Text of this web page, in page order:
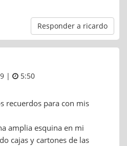
Responder a ricardo
| 5:50
recuerdos para con mis
amplia esquina en mi
cajas y cartones de las